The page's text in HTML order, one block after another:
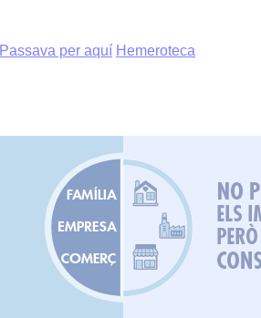
Passava per aquí Hemeroteca